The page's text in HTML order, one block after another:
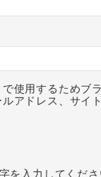
使用するためブ
アドレス、サイ
を入力してくださ